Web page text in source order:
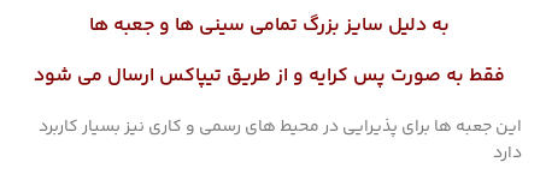
به دلیل سایز بزرگ تمامی سینی ها و جعبه ها
فقط به صورت پس کرایه و از طریق تیپاکس ارسال می شود
این جعبه ها برای پذیرایی در محیط های رسمی و کاری نیز بسیار کاربرد
دارد